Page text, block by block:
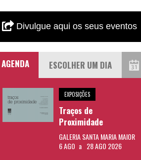
Divulgue aqui os seus eventos
AGENDA
EXPOSIÇÕES
Traços de
Proximidade
GALERIA SANTA MARIA MAIOR
6 AGO a 28 AGO 2026